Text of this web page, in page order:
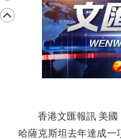
香港文匯報訊 美國
哈薩克斯坦去年達成一